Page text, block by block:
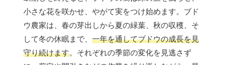
小さな花を咲かせ、やがて実をつけ始めます。ブド
ウ農家は、春の芽出しから夏の緑葉、秋の収穫、そ
して冬の休眠まで、 一年を通してブドウの成長を見
守り続けます。それぞれの季節の変化を見逃さず